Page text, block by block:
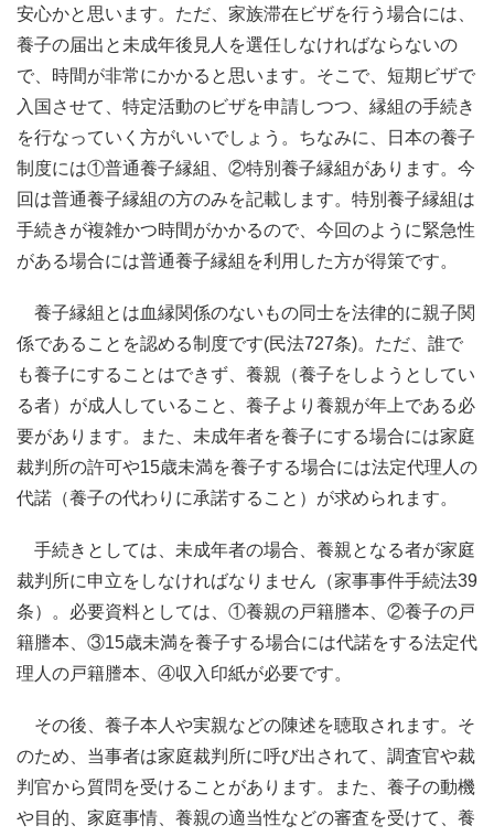
安心かと思います。ただ、家族滞在ビザを行う場合には、
養子の届出と未成年後見人を選任しなければならないの
で、時間が非常にかかると思います。そこで、短期ビザで
入国させて、特定活動のビザを申請しつつ、縁組の手続き
を行なっていく方がいいでしょう。ちなみに、日本の養子
制度には①普通養子縁組、②特別養子縁組があります。今
回は普通養子縁組の方のみを記載します。特別養子縁組は
手続きが複雑かつ時間がかかるので、今回のように緊急性
がある場合には普通養子縁組を利用した方が得策です。
養子縁組とは血縁関係のないもの同士を法律的に親子関
係であることを認める制度です(民法727条)。ただ、誰で
も養子にすることはできず、養親（養子をしようとしてい
る者）が成人していること、養子より養親が年上である必
要があります。また、未成年者を養子にする場合には家庭
裁判所の許可や15歳未満を養子する場合には法定代理人の
代諾（養子の代わりに承諾すること）が求められます。
手続きとしては、未成年者の場合、養親となる者が家庭
裁判所に申立をしなければなりません（家事事件手続法39
条）。必要資料としては、①養親の戸籍謄本、②養子の戸
籍謄本、③15歳未満を養子する場合には代諾をする法定代
理人の戸籍謄本、④収入印紙が必要です。
その後、養子本人や実親などの陳述を聴取されます。そ
のため、当事者は家庭裁判所に呼び出されて、調査官や裁
判官から質問を受けることがあります。また、養子の動機
や目的、家庭事情、養親の適当性などの審査を受けて、養